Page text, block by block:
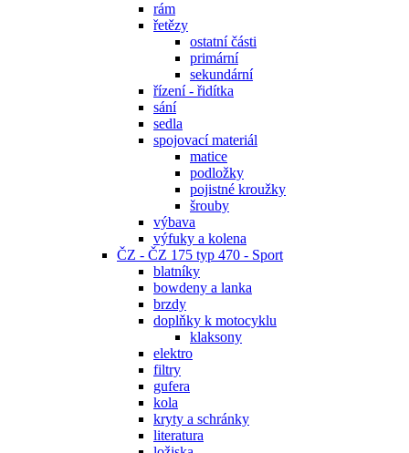
rám
řetězy
ostatní části
primární
sekundární
řízení - řidítka
sání
sedla
spojovací materiál
matice
podložky
pojistné kroužky
šrouby
výbava
výfuky a kolena
ČZ - ČZ 175 typ 470 - Sport
blatníky
bowdeny a lanka
brzdy
doplňky k motocyklu
klaksony
elektro
filtry
gufera
kola
kryty a schránky
literatura